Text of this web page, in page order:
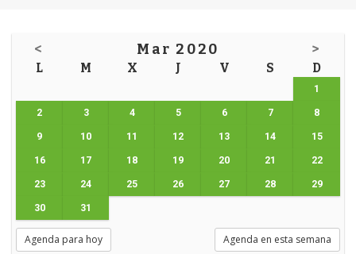
< Mar 2020 >
L M X J V S D
1
2 3 4 5 6 7 8
9 10 11 12 13 14 15
16 17 18 19 20 21 22
23 24 25 26 27 28 29
30 31
Agenda para hoy Agenda en esta semana